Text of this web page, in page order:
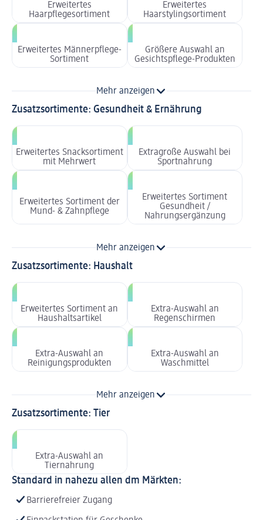
Erweitertes
Haarpflegesortiment
Erweitertes
Haarstylingsortiment
Erweitertes Männerpflege-
Sortiment
Größere Auswahl an
Gesichtspflege-Produkten
Mehr anzeigen
Zusatzsortimente: Gesundheit & Ernährung
Erweitertes Snacksortiment
mit Mehrwert
Extragroße Auswahl bei
Sportnahrung
Erweitertes Sortiment der
Mund- & Zahnpflege
Erweitertes Sortiment
Gesundheit /
Nahrungsergänzung
Mehr anzeigen
Zusatzsortimente: Haushalt
Erweitertes Sortiment an
Haushaltsartikel
Extra-Auswahl an
Regenschirmen
Extra-Auswahl an
Reinigungsprodukten
Extra-Auswahl an
Waschmittel
Mehr anzeigen
Zusatzsortimente: Tier
Extra-Auswahl an
Tiernahrung
Standard in nahezu allen dm Märkten:
Barrierefreier Zugang